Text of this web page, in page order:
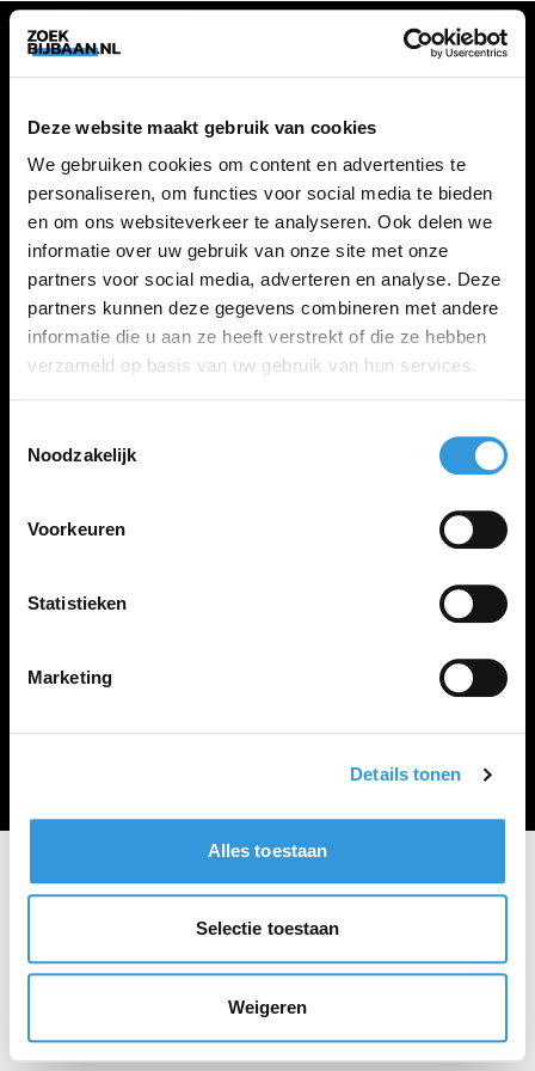
Deze website maakt gebruik van cookies
We gebruiken cookies om content en advertenties te
personaliseren, om functies voor social media te bieden
en om ons websiteverkeer te analyseren. Ook delen we
informatie over uw gebruik van onze site met onze
partners voor social media, adverteren en analyse. Deze
partners kunnen deze gegevens combineren met andere
informatie die u aan ze heeft verstrekt of die ze hebben
verzameld op basis van uw gebruik van hun services.
Noodzakelijk
Voorkeuren
Statistieken
Marketing
Details tonen
Alles toestaan
Selectie toestaan
Weigeren
ZOEKBIJBAAN
FAQ
Kennis maken met MELON
VACATURES
Alle vacatures